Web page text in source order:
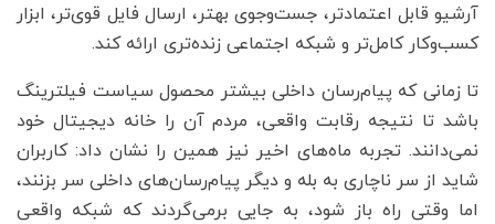
آرشیو قابل اعتمادتر، جست‌وجوی بهتر، ارسال فایل قوی‌تر، ابزار
کسب‌وکار کامل‌تر و شبکه اجتماعی زنده‌تری ارائه کند.
تا زمانی که پیام‌رسان داخلی بیشتر محصول سیاست فیلترینگ
باشد تا نتیجه رقابت واقعی، مردم آن را خانه دیجیتال خود
نمی‌دانند. تجربه ماه‌های اخیر نیز همین را نشان داد: کاربران
شاید از سر ناچاری به بله و دیگر پیام‌رسان‌های داخلی سر بزنند،
اما وقتی راه باز شود، به جایی برمی‌گردند که شبکه واقعی